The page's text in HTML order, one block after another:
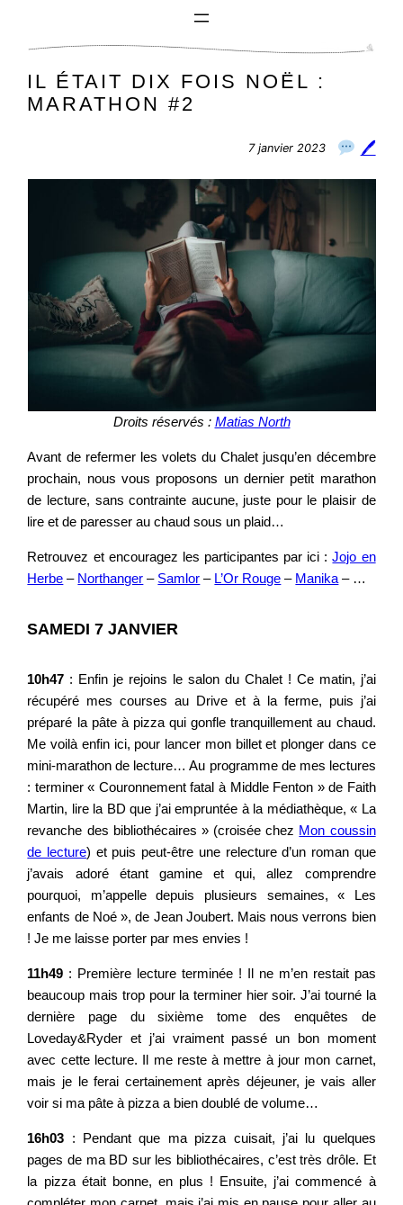
IL ÉTAIT DIX FOIS NOËL :
MARATHON #2
7 janvier 2023 🖊
Droits réservés : Matias North
Avant de refermer les volets du Chalet jusqu’en décembre
prochain, nous vous proposons un dernier petit marathon
de lecture, sans contrainte aucune, juste pour le plaisir de
lire et de paresser au chaud sous un plaid…
Retrouvez et encouragez les participantes par ici :Jojo en
Herbe – Northanger – Samlor – L’Or Rouge – Manika – …
SAMEDI 7 JANVIER
10h47 : Enfin je rejoins le salon du Chalet ! Ce matin, j’ai
récupéré mes courses au Drive et à la ferme, puis j’ai
préparé la pâte à pizza qui gonfle tranquillement au chaud.
Me voilà enfin ici, pour lancer mon billet et plonger dans ce
mini-marathon de lecture… Au programme de mes lectures
: terminer « Couronnement fatal à Middle Fenton » de Faith
Martin, lire la BD que j’ai empruntée à la médiathèque, « La
revanche des bibliothécaires » (croisée chez Mon coussin
de lecture) et puis peut-être une relecture d’un roman que
j’avais adoré étant gamine et qui, allez comprendre
pourquoi, m’appelle depuis plusieurs semaines, « Les
enfants de Noé », de Jean Joubert. Mais nous verrons bien
! Je me laisse porter par mes envies !
11h49 : Première lecture terminée ! Il ne m’en restait pas
beaucoup mais trop pour la terminer hier soir. J’ai tourné la
dernière page du sixième tome des enquêtes de
Loveday&Ryder et j’ai vraiment passé un bon moment
avec cette lecture. Il me reste à mettre à jour mon carnet,
mais je le ferai certainement après déjeuner, je vais aller
voir si ma pâte à pizza a bien doublé de volume…
16h03 : Pendant que ma pizza cuisait, j’ai lu quelques
pages de ma BD sur les bibliothécaires, c’est très drôle. Et
la pizza était bonne, en plus ! Ensuite, j’ai commencé à